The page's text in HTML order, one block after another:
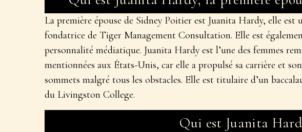
La première épouse de Sidney Poitier est Juanita Hardy, elle est
fondatrice de Tiger Management Consultation. Elle est
personnalité médiatique. Juanita Hardy est l’une des femmes
mentionnées aux États-Unis, car elle a propulsé sa carrière et
sommets malgré tous les obstacles. Elle est titulaire d’un
du Livingston College.
Qui est Juanita